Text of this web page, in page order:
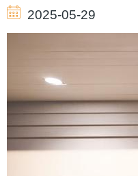
2025-05-29